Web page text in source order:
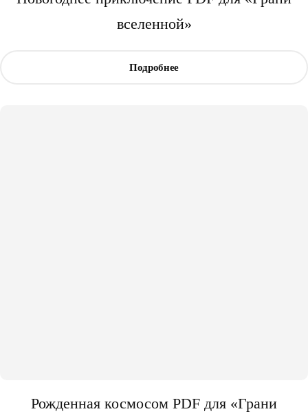
вселенной»
Подробнее
Рожденная космосом PDF для «Грани